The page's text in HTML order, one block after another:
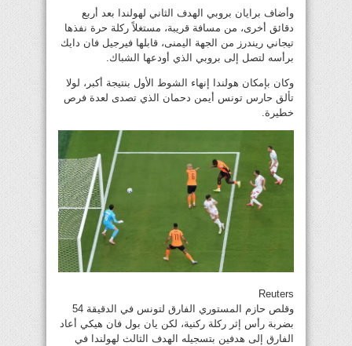
وأضاف برايان بروبي الهدف الثاني لهولندا بعد أربع
دقائق أخرى، من مسافة قريبة، مستغلاً ركلة حرة نفذها
تيجاني ريندرز من الجهة اليمنى، قابلها فيرجيل فان دايك
برأسه لتصل إلى بروبي الذي أودعها الشباك.
وكان بإمكان هولندا إنهاء الشوط الأول بنتيجة أكبر، لولا
تألق حارس تونس أيمن دحمان الذي تصدى لعدة فرص
خطيرة.
Reuters
وقلص حازم المستوري الفارق لتونس في الدقيقة 54
بضربة رأس إثر ركلة ركنية، لكن يان بول فان هيكي أعاد
الفارق إلى هدفين بتسجيله الهدف الثالث لهولندا في